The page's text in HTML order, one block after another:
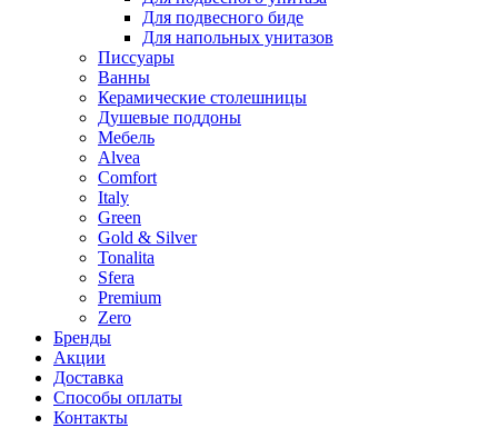
Для подвесного биде
Для напольных унитазов
Писсуары
Ванны
Керамические столешницы
Душевые поддоны
Мебель
Alvea
Comfort
Italy
Green
Gold & Silver
Tonalita
Sfera
Premium
Zero
Бренды
Акции
Доставка
Способы оплаты
Контакты